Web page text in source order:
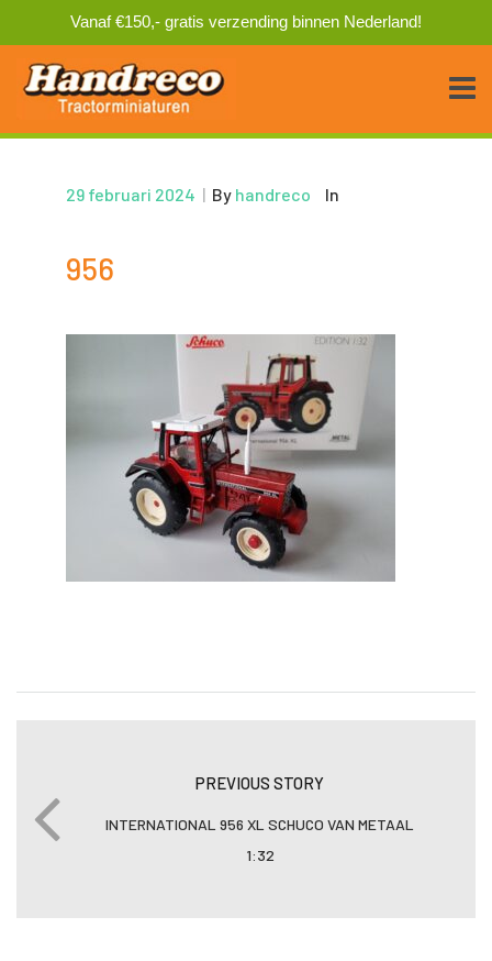
Vanaf €150,- gratis verzending binnen Nederland!
29 februari 2024 | By handreco In
956
PREVIOUS STORY
INTERNATIONAL 956 XL SCHUCO VAN METAAL
1:32